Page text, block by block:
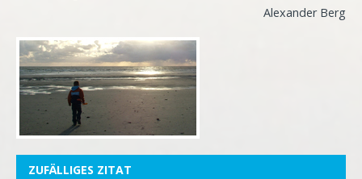
Alexander Berg
ZUFÄLLIGES ZITAT